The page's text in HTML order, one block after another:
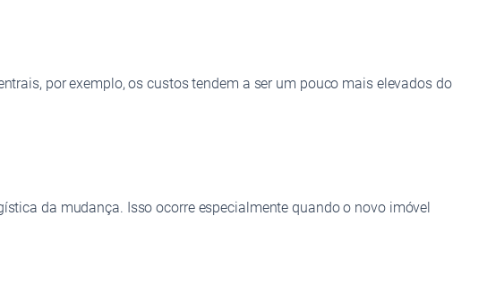
por exemplo, os custos tendem a ser um pouco mais elevados do
da mudança. Isso ocorre especialmente quando o novo imóvel